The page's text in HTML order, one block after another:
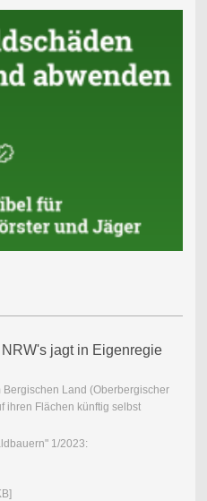
jagt in Eigenregie
Land (Oberbergischer
ihren Flächen künftig selbst
1/2023: